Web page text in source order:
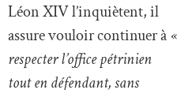
Léon XIV l’inquiètent, il
assure vouloir continuer à«
respecter l’office pétrinien
tout en défendant, sans